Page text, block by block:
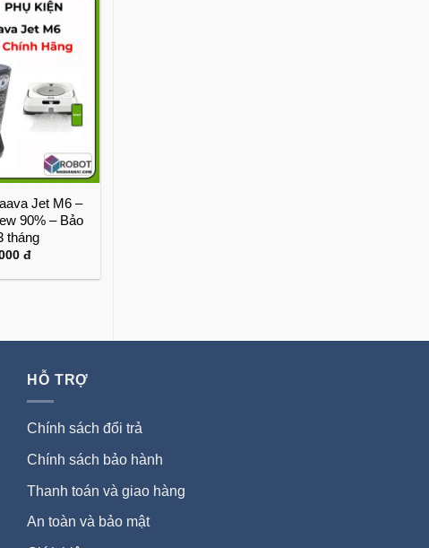
Jet M6 –
90% – Bảo
tháng
đ
HỖ TRỢ
Chính sách đổi trả
Chính sách bảo hành
Thanh toán và giao hàng
An toàn và bảo mật